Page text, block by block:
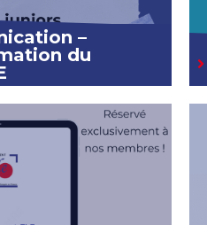
–
du